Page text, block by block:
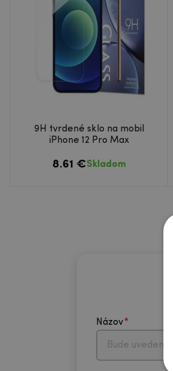
9H tvrdené sklo na mobil
iPhone 12 Pro Max
8.61 €Skladom
Názov